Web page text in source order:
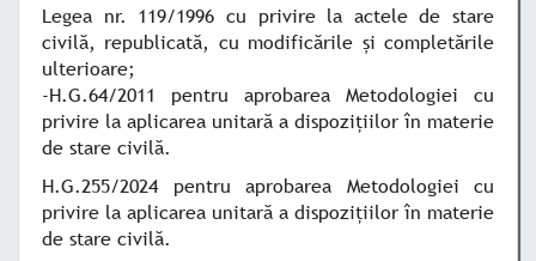
Legea nr. 119/1996 cu privire la actele de stare
civilă, republicată, cu modificările şi completările
ulterioare;
-H.G.64/2011 pentru aprobarea Metodologiei cu
privire la aplicarea unitară a dispoziţiilor în materie
de stare civilă.
H.G.255/2024 pentru aprobarea Metodologiei cu
privire la aplicarea unitară a dispoziţiilor în materie
de stare civilă.